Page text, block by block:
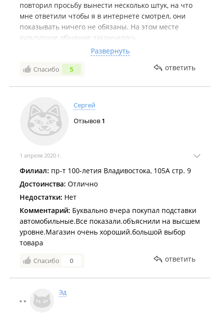
повторил просьбу вынести несколько штук, на что
мне ответили чтобы я в интернете смотрел, они
показывать ничего не обязаны. На этом месте
культурное общение закончилось.
Очень плохо, когда хороший магазин теряет
покупателей из-за ***-персонала.
Судя по комментариям руководство знает про
Развернуть
Спасибо 5 ответить
Сергей
Отзывов 1
1 апреля 2020 г.
Филиал: пр-т 100-летия Владивостока, 105А стр. 9
Достоинства: Отлично
Недостатки: Нет
Комментарий: Буквально вчера покупал подставки
автомобильные.Все показали.объяснили на высшем
уровне.Магазин очень хороший.большой выбор
товара
Спасибо 0 ответить
Эд